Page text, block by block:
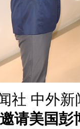
社 中外新
请美国彭